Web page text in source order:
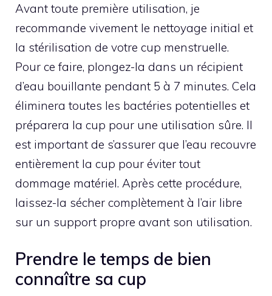
Avant toute première utilisation, je
recommande vivement le nettoyage initial et
la stérilisation de votre cup menstruelle.
Pour ce faire, plongez-la dans un récipient
d’eau bouillante pendant 5 à 7 minutes. Cela
éliminera toutes les bactéries potentielles et
préparera la cup pour une utilisation sûre. Il
est important de s’assurer que l’eau recouvre
entièrement la cup pour éviter tout
dommage matériel. Après cette procédure,
laissez-la sécher complètement à l’air libre
sur un support propre avant son utilisation.
Prendre le temps de bien
connaître sa cup